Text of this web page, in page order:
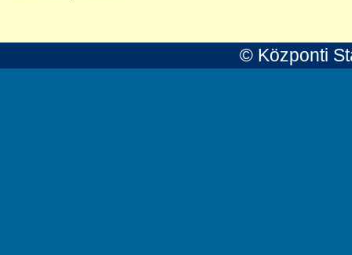
© Központi